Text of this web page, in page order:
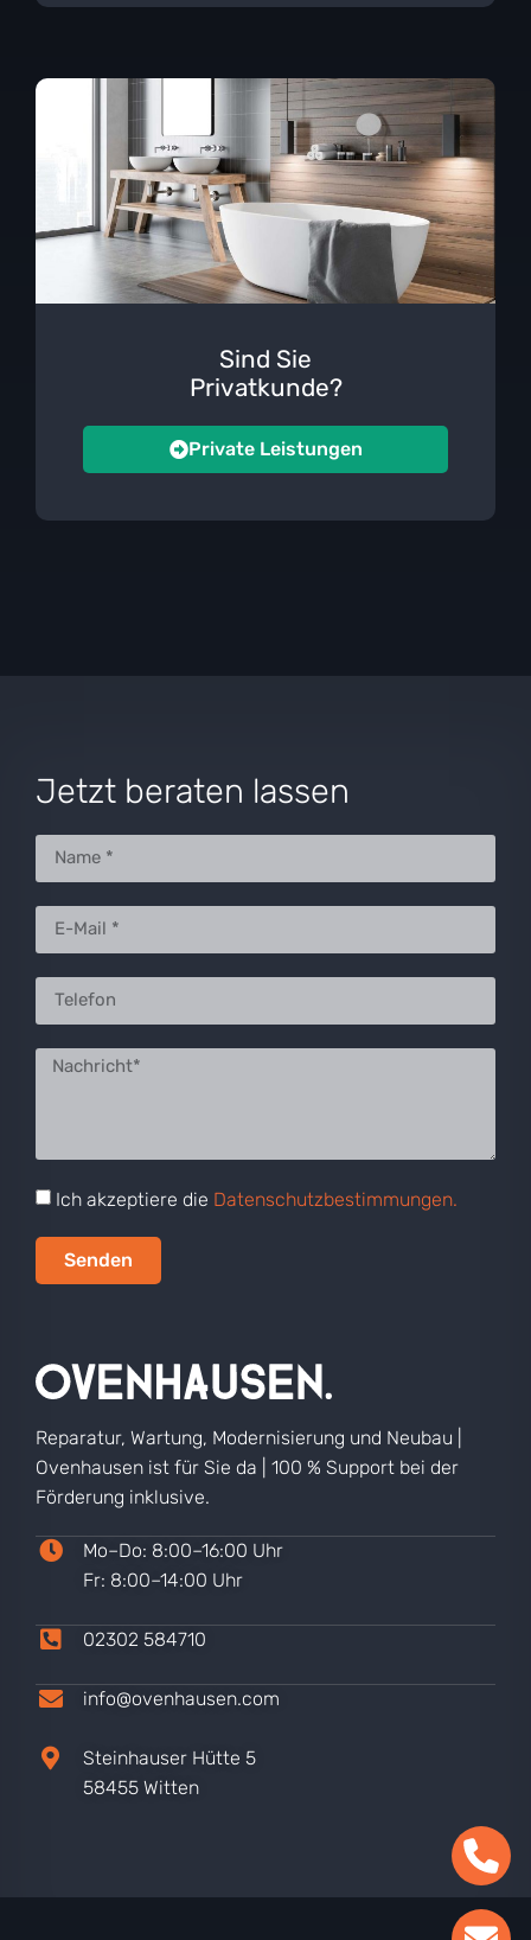
Sind Sie
Privatkunde?
Private Leistungen
Jetzt beraten lassen
Ich akzeptiere die Datenschutzbestimmungen.
Senden
Reparatur, Wartung, Modernisierung und Neubau |
Ovenhausen ist für Sie da | 100 % Support bei der
Förderung inklusive.
Mo–Do: 8:00–16:00 Uhr
Fr: 8:00–14:00 Uhr
02302 584710
info@ovenhausen.com
Steinhauser Hütte 5
58455 Witten